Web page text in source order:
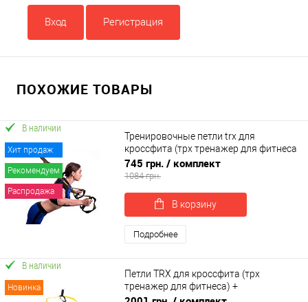
Вход Регистрация
ПОХОЖИЕ ТОВАРЫ
Хит продаж
Рекомендуем
Распродажа
В наличии
Тренировочные петли trx для
кроссфита (трх тренажер для фитнеса
и турника) OSPORT Pro (FI-0037-1)
745 грн. / комплект
1084 грн.
В корзину
Подробнее
Новинка
В наличии
Петли TRX для кроссфита (трх
тренажер для фитнеса) +
гравитационные ботинки для турника